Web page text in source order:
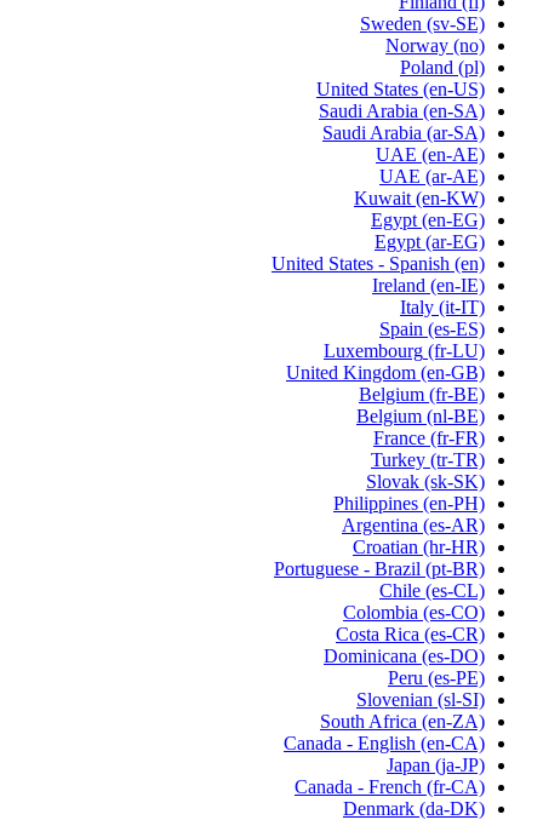
Sweden (sv-SE)
Norway (no)
Poland (pl)
United States (en-US)
Saudi Arabia (en-SA)
Saudi Arabia (ar-SA)
UAE (en-AE)
UAE (ar-AE)
Kuwait (en-KW)
Egypt (en-EG)
Egypt (ar-EG)
United States - Spanish (en)
Ireland (en-IE)
Italy (it-IT)
Spain (es-ES)
Luxembourg (fr-LU)
United Kingdom (en-GB)
Belgium (fr-BE)
Belgium (nl-BE)
France (fr-FR)
Turkey (tr-TR)
Slovak (sk-SK)
Philippines (en-PH)
Argentina (es-AR)
Croatian (hr-HR)
Portuguese - Brazil (pt-BR)
Chile (es-CL)
Colombia (es-CO)
Costa Rica (es-CR)
Dominicana (es-DO)
Peru (es-PE)
Slovenian (sl-SI)
South Africa (en-ZA)
Canada - English (en-CA)
Japan (ja-JP)
Canada - French (fr-CA)
Denmark (da-DK)